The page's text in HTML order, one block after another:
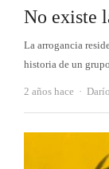
No existe
La arrogancia
historia de un
2 años hace Autor